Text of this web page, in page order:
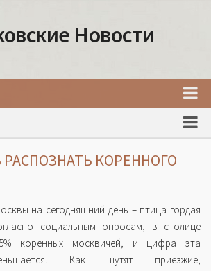
Новости
РАСПОЗНАТЬ КОРЕННОГО
на сегодняшний день – птица гордая
социальным опросам, в столице
коренных москвичей, и цифра эта
Как шутят приезжие,